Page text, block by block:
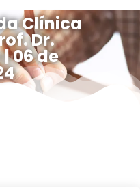
Clínica
Dr.
06 de